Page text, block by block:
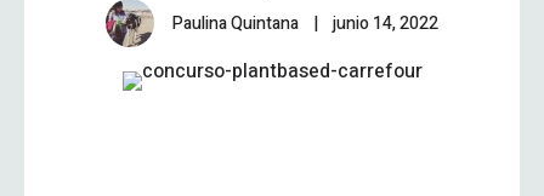
Paulina Quintana | junio 14, 2022